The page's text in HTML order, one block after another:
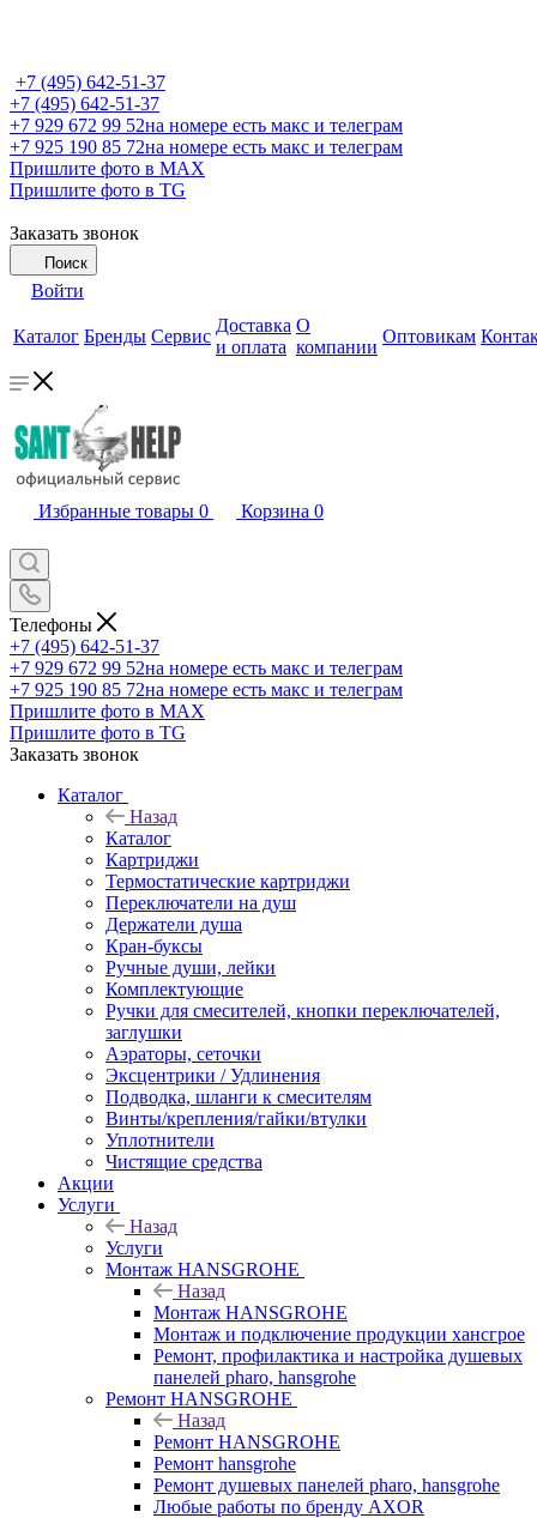
+7 (495) 642-51-37
+7 (495) 642-51-37
+7 929 672 99 52на номере есть макс и телеграм
+7 925 190 85 72на номере есть макс и телеграм
Пришлите фото в MAX
Пришлите фото в TG
Заказать звонок
Поиск
Войти
Каталог Бренды Сервис
Доставка
и оплата
О
компании
Оптовикам
Избранные товары 0 Корзина 0
Телефоны
+7 (495) 642-51-37
+7 929 672 99 52на номере есть макс и телеграм
+7 925 190 85 72на номере есть макс и телеграм
Пришлите фото в MAX
Пришлите фото в TG
Заказать звонок
Каталог
Назад
Каталог
Картриджи
Термостатические картриджи
Переключатели на душ
Держатели душа
Кран-буксы
Ручные души, лейки
Комплектующие
Ручки для смесителей, кнопки переключателей,
заглушки
Аэраторы, сеточки
Эксцентрики / Удлинения
Подводка, шланги к смесителям
Винты/крепления/гайки/втулки
Уплотнители
Чистящие средства
Акции
Услуги
Назад
Услуги
Монтаж HANSGROHE
Назад
Монтаж HANSGROHE
Монтаж и подключение продукции хансгрое
Ремонт, профилактика и настройка душевых
панелей pharo, hansgrohe
Ремонт HANSGROHE
Назад
Ремонт HANSGROHE
Ремонт hansgrohe
Ремонт душевых панелей pharo, hansgrohe
Любые работы по бренду AXOR